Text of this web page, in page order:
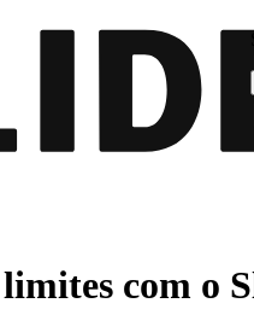
com o